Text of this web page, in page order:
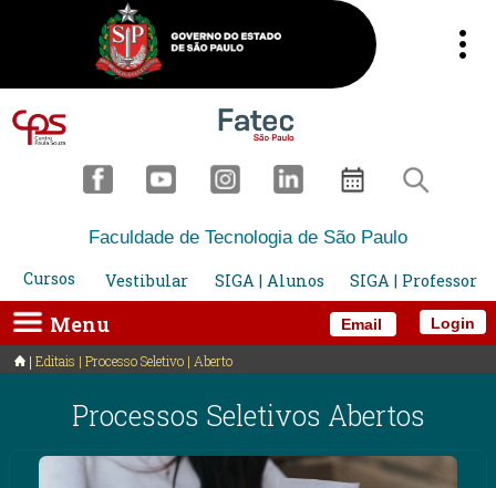
Email
Faculdade de Tecnologia de São Paulo
Cursos
Vestibular SIGA | Alunos SIGA | Professor
Menu Login
Editais | Processo Seletivo | Aberto
Processos Seletivos Abertos